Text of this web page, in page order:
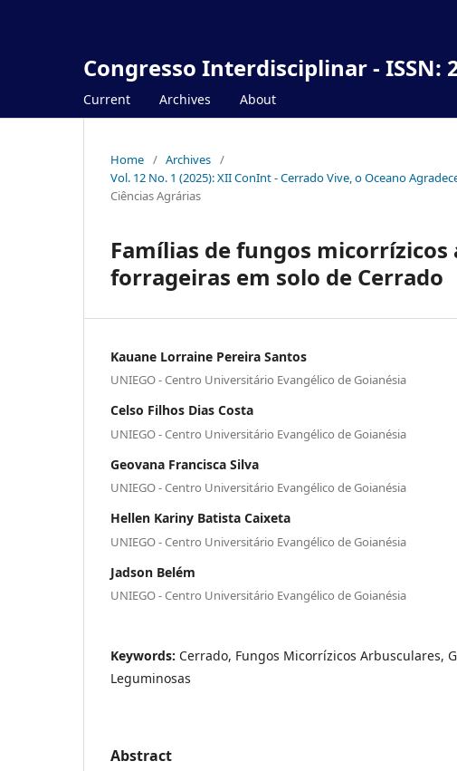
Congresso Interdisciplinar - ISSN:
Current Archives About
Home / Archives /
Vol. 12 No. 1 (2025): XII ConInt - Cerrado Vive, o Oceano
Ciências Agrárias
Famílias de fungos
forrageiras em solo de Cerrado
Kauane Lorraine Pereira Santos
UNIEGO - Centro Universitário Evangélico de Goianésia
Celso Filhos Dias Costa
UNIEGO - Centro Universitário Evangélico de Goianésia
Geovana Francisca Silva
UNIEGO - Centro Universitário Evangélico de Goianésia
Hellen Kariny Batista Caixeta
UNIEGO - Centro Universitário Evangélico de Goianésia
Jadson Belém
UNIEGO - Centro Universitário Evangélico de Goianésia
Keywords: Cerrado, Fungos Micorrízicos Arbusculares,
Leguminosas
Abstract